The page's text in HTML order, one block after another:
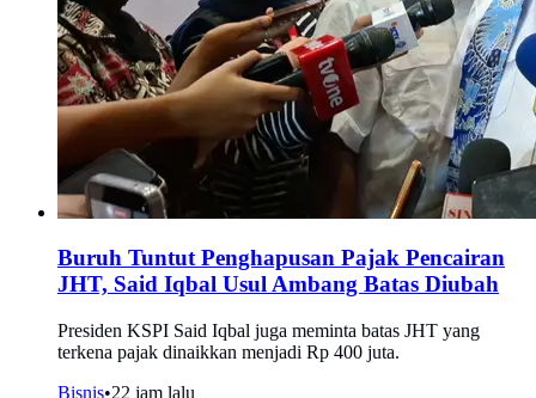
Buruh Tuntut Penghapusan Pajak Pencairan
JHT, Said Iqbal Usul Ambang Batas Diubah
Presiden KSPI Said Iqbal juga meminta batas JHT yang
terkena pajak dinaikkan menjadi Rp 400 juta.
Bisnis•22 jam lalu